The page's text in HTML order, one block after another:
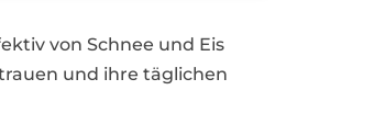
von Schnee und Eis
und ihre täglichen